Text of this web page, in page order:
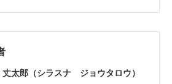
太郎（シラスナ ジョウタロウ）